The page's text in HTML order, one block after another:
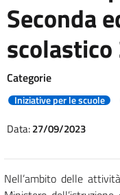
Seconda
Categorie
Iniziative per le scuole
Data:27/09/2023
Nell’ambito delle